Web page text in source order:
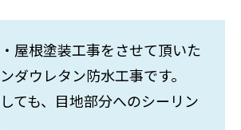
屋根塗装工事をさせて頂いた
ダウレタン防水工事です。
ても、目地部分へのシーリン